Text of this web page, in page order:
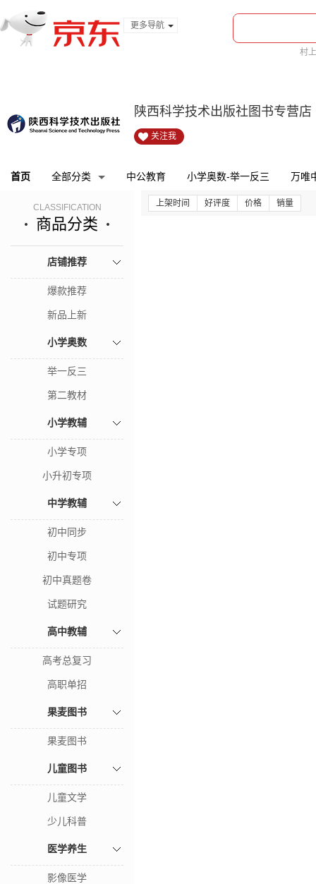
更多导航
村
陕西科学技术出版社图书专营店
关注我
首页 全部分类 中公教育 小学奥数-举一反三 万唯
CLASSIFICATION
商品分类
店铺推荐
爆款推荐
新品上新
小学奥数
举一反三
第二教材
小学教辅
小学专项
小升初专项
中学教辅
初中同步
初中专项
初中真题卷
试题研究
高中教辅
高考总复习
高职单招
果麦图书
果麦图书
儿童图书
儿童文学
少儿科普
医学养生
影像医学
上架时间 好评度 价格 销量